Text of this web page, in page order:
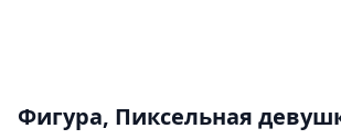
Фигура, Пиксельная